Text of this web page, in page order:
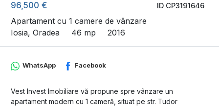
ID CP3191646
96,500 €
Apartament cu 1 camere de vânzare
Iosia, Oradea
46 mp 2016
WhatsApp Facebook
Vest Invest Imobiliare vă propune spre vânzare un
apartament modern cu 1 cameră, situat pe str. Tudor